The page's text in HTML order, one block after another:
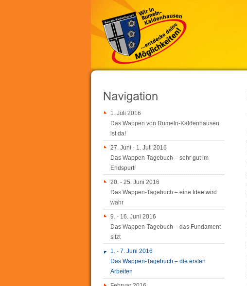
1. Juli 2016
Das Wappen von Rumeln-Kaldenhausen
ist da!
27. Juni - 1. Juli 2016
Das Wappen-Tagebuch – sehr gut im
Endspurt!
20. - 25. Juni 2016
Das Wappen-Tagebuch – eine Idee wird
wahr
9. - 16. Juni 2016
Das Wappen-Tagebuch – das Fundament
sitzt
1. - 7. Juni 2016
Das Wappen-Tagebuch – die ersten
Arbeiten